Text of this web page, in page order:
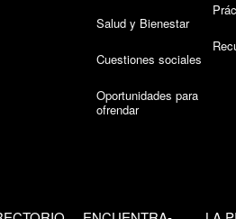
Salud y Bienestar
Cuestiones sociales
Oportunidades para
ofrendar